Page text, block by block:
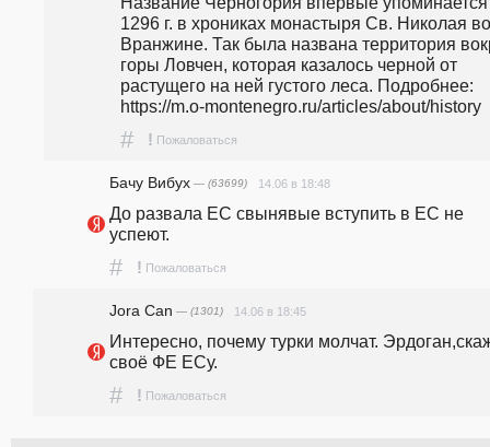
1296 г. в хрониках монастыря Св. Николая во
Вранжине. Так была названа территория
горы Ловчен, которая казалось черной от
растущего на ней густого леса. Подробнее:
https://m.o-montenegro.ru/articles/about/history
# ! Пожаловаться
Бачу Вибух — (63699) 14.06 в 18:48
До развала ЕС свынявые вступить в ЕС не
успеют.
# ! Пожаловаться
Jora Can — (1301) 14.06 в 18:45
Интересно, почему турки молчат.
своё ФЕ ЕСу.
# ! Пожаловаться